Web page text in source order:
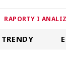
RAPORTY I